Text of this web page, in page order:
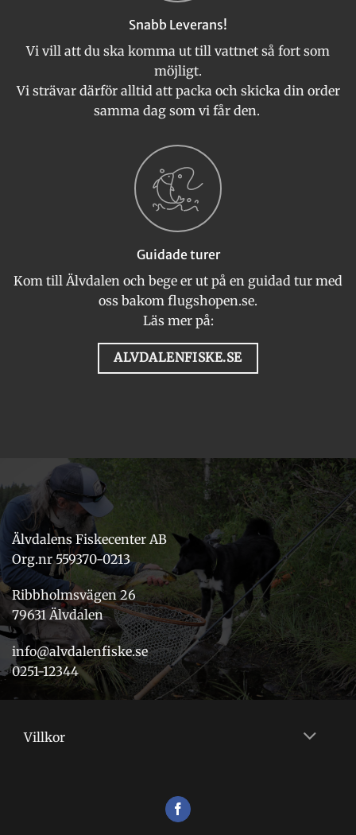
Snabb Leverans!
Vi vill att du ska komma ut till vattnet så fort som
möjligt.
Vi strävar därför alltid att packa och skicka din order
samma dag som vi får den.
Guidade turer
Kom till Älvdalen och bege er ut på en guidad tur med
oss bakom flugshopen.se.
Läs mer på:
ALVDALENFISKE.SE
Älvdalens Fiskecenter AB
Org.nr 559370-0213
Ribbholmsvägen 26
79631 Älvdalen
info@alvdalenfiske.se
0251-12344
Villkor